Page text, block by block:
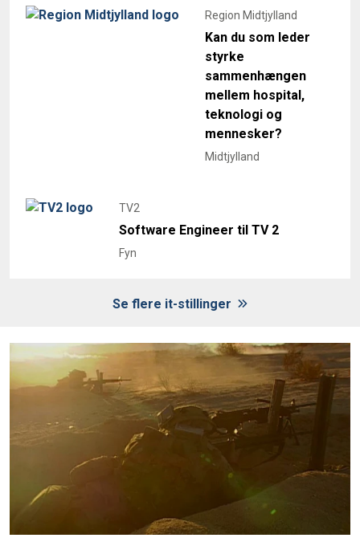
Region Midtjylland
Kan du som leder
styrke
sammenhængen
mellem hospital,
teknologi og
mennesker?
Midtjylland
TV2
Software Engineer til TV 2
Fyn
Se flere it-stillinger